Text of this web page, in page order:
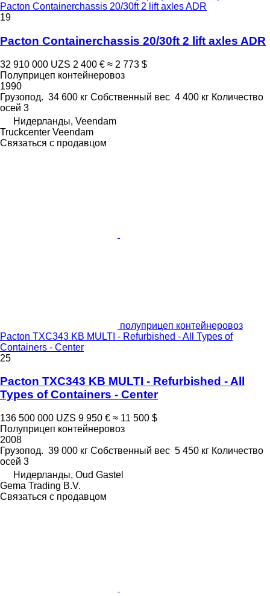
Pacton Containerchassis 20/30ft 2 lift axles ADR
19
Pacton Containerchassis 20/30ft 2 lift axles ADR
32 910 000 UZS 2 400 € ≈ 2 773 $
Полуприцеп контейнеровоз
1990
Грузопод. 34 600 кг Собственный вес 4 400 кг Количество
осей 3
Нидерланды, Veendam
Truckcenter Veendam
Связаться с продавцом
полуприцеп контейнеровоз
Pacton TXC343 KB MULTI - Refurbished - All Types of
Containers - Center
25
Pacton TXC343 KB MULTI - Refurbished - All
Types of Containers - Center
136 500 000 UZS 9 950 € ≈ 11 500 $
Полуприцеп контейнеровоз
2008
Грузопод. 39 000 кг Собственный вес 5 450 кг Количество
осей 3
Нидерланды, Oud Gastel
Gema Trading B.V.
Связаться с продавцом